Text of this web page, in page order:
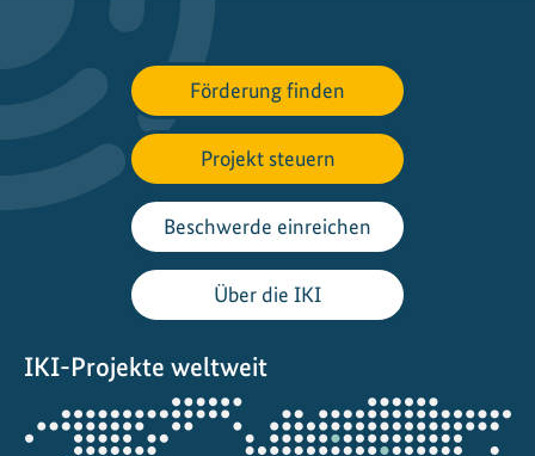
Förderung finden
Projekt steuern
Beschwerde einreichen
Über die IKI
IKI-Projekte weltweit
Öffnet
die